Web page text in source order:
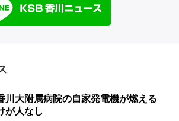
川大附属病院の自家発電機が燃える
が人なし